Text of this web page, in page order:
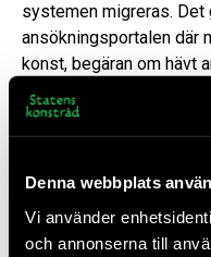
Denna webbplats
Vi använder
och annonserna till
systemen migreras.
ansökningsportalen där
konst, begäran om hävt
konstansvariga
ske så smidigt som
ärendehanteringen
För dig som
konstråd: